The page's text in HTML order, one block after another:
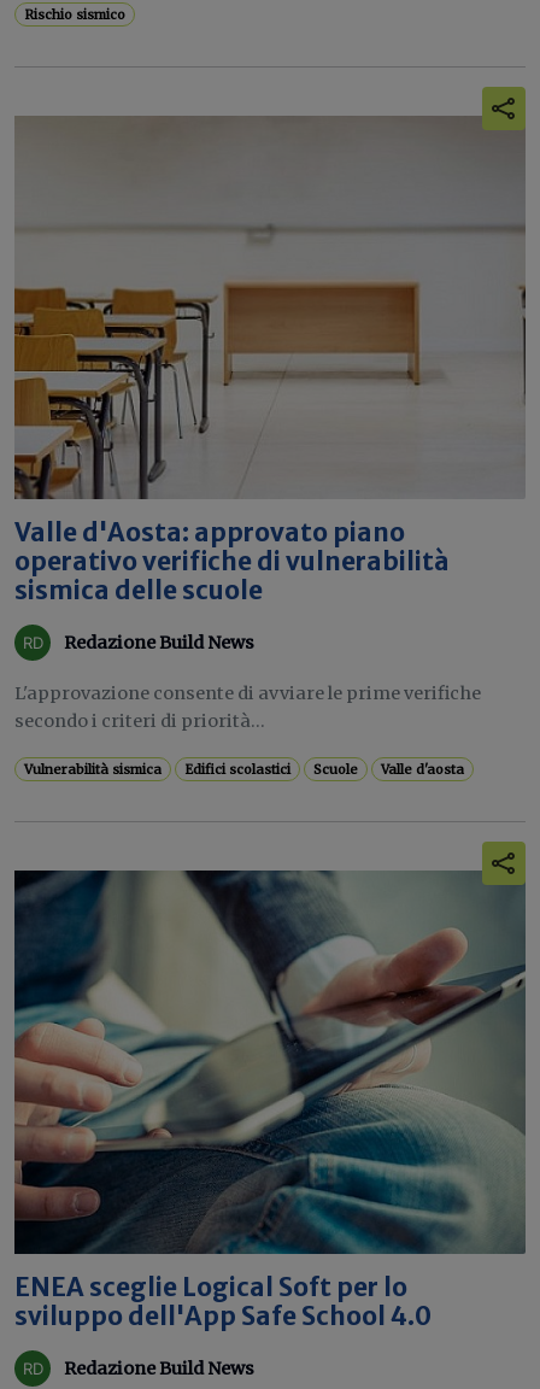
Rischio sismico
Valle d'Aosta: approvato piano
operativo verifiche di vulnerabilità
sismica delle scuole
Redazione Build News
L'approvazione consente di avviare le prime verifiche
secondo i criteri di priorità...
Vulnerabilità sismica Edifici scolastici Scuole Valle d'aosta
ENEA sceglie Logical Soft per lo
sviluppo dell'App Safe School 4.0
Redazione Build News